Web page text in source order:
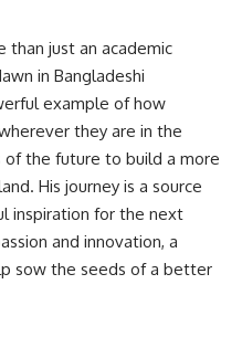
than just an academic
in Bangladeshi
example of how
they are in the
the future to build a more
His journey is a source
inspiration for the next
and innovation, a
sow the seeds of a better